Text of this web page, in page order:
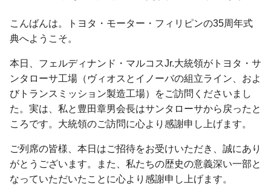
こんばんは。トヨタ・モーター・フィリピンの35周年式
典へようこそ。
本日、フェルディナンド・マルコスJr.大統領がトヨタ・サ
ンタローサ工場（ヴィオスとイノーバの組立ライン、およ
びトランスミッション製造工場）をご訪問くださいまし
た。実は、私と豊田章男会長はサンタローサから戻ったと
ころです。大統領のご訪問に心より感謝申し上げます。
ご列席の皆様、本日はご招待をお受けいただき、誠にあり
がとうございます。また、私たちの歴史の意義深い一部と
なっていただいたことに心より感謝申し上げます。